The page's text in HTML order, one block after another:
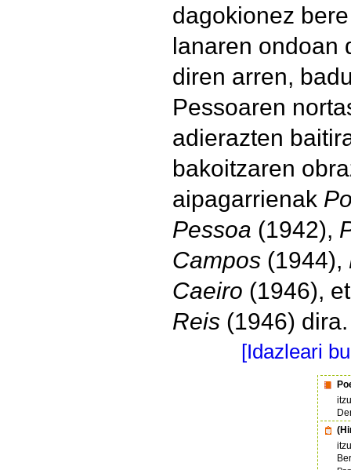
dagokionez
lanaren ondoan
diren arren,
Pessoaren
adierazten
bakoitzaren
aipagarrienak
Pessoa (1942),
Campos (1944),
Caeiro (1946),
Reis (1946) dira.
[Idazleari